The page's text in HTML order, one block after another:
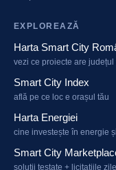
EXPLOREAZĂ
Harta Smart City
vezi ce proiecte are județul
Smart City Index
află pe ce loc e orașul tău
Harta Energiei
cine investește în energie
Smart City
soluții testate + licitațiile